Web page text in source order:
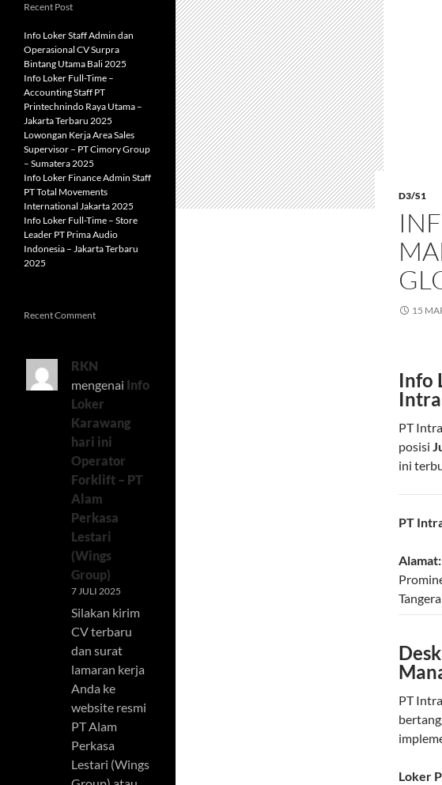
D3/S1
15
Info
PT
posisi
ini
PT
Alamat:
PT
Loker
Recent Post
Info Loker Staff Admin dan
Operasional CV Surpra
Bintang Utama Bali 2025
Info Loker Full-Time –
Accounting Staff PT
Printechnindo Raya Utama –
Jakarta Terbaru 2025
Lowongan Kerja Area Sales
Supervisor – PT Cimory Group
– Sumatera 2025
Info Loker Finance Admin Staff
PT Total Movements
International Jakarta 2025
Info Loker Full-Time – Store
Leader PT Prima Audio
Indonesia – Jakarta Terbaru
2025
Recent Comment
RKN
mengenai Info
Loker
Karawang
hari ini
Operator
Forklift – PT
Alam
Perkasa
Lestari
(Wings
Group)
7 JULI 2025
Silakan kirim
CV terbaru
dan surat
lamaran kerja
Anda ke
website resmi
PT Alam
Perkasa
Lestari (Wings